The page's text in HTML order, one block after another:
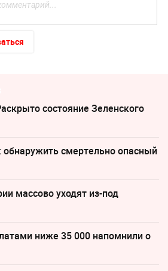
состояние Зеленского
обнаружить смертельно опасный
массово уходят из-под
ниже 35 000 напомнили о